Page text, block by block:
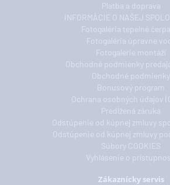
Platba a doprava
INFORMÁCIE O NAŠEJ
Fotogaléria tepelné
Fotogaléria úpravne
Fotogalerie montáží
Obchodné podmienky
Obchodné podmienky
Bonusový program
Ochrana osobných údajov
Predĺžená záruka
Odstúpenie od kúpnej zmluvy
Odstúpenie od kúpnej zmluvy
Súbory COOKIES
Vyhlásenie o
Zákaznícky servis